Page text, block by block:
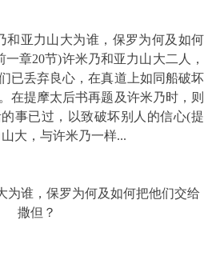
和亚力山大为谁，保罗为何及如何
章20节)许米乃和亚力山大二人，
已丢弃良心，在真道上如同船破坏
在提摩太后书再题及许米乃时，则
事已过，以致破坏别人的信心(提
大，与许米乃一样...
为谁，保罗为何及如何把他们交给
撒但？